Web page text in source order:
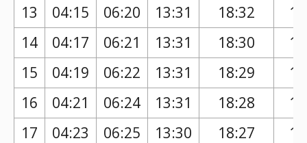
13 04:15 06:20 13:31 18:32
14
04:17 06:21 13:31 18:30
15
04:19 06:22 13:31 18:29
16
04:21 06:24 13:31 18:28
17
04:23 06:25 13:30 18:27